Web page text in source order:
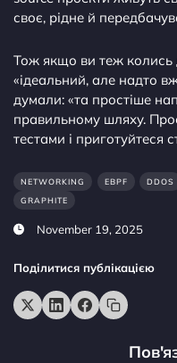
своє, рідне й
Тож якщо ви теж колись
«ідеальний, але надто
думали: «та простіше
правильному шляху.
тестами і приготуйтеся
NETWORKING EBPF DDOS
GRAPHITE
November 19, 2025
Поділитися публікацією